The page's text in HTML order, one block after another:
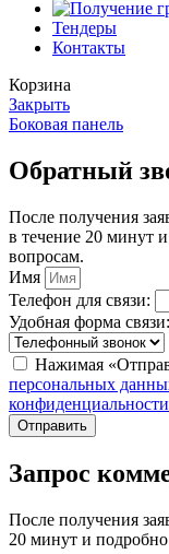
Тендеры
Контакты
Корзина
Закрыть
Боковая панель
Обратный
После получения
в течение 20 минут
вопросам.
Имя
Телефон для связи:
Удобная форма связи:
Нажимая
персональных
конфиденциальности
Отправить
Запрос
После получения
20 минут и